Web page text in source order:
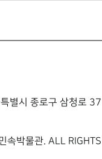
별시 종로구 삼청로
박물관. ALL RIGHTS